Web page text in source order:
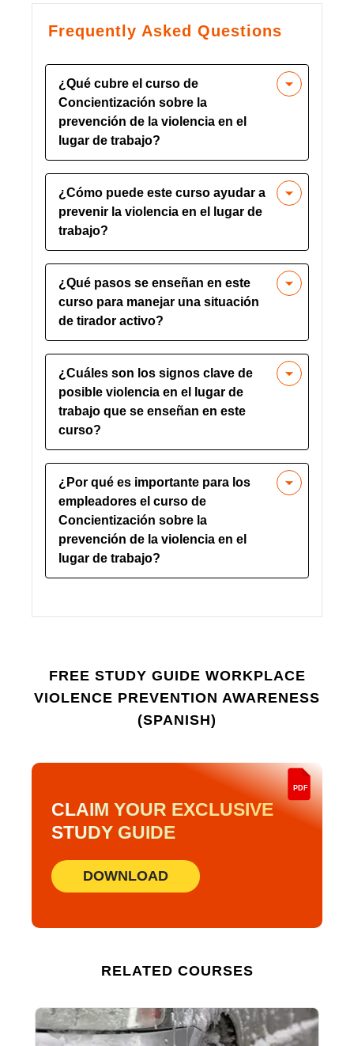
Frequently Asked Questions
¿Qué cubre el curso de
Concientización sobre la
prevención de la violencia en el
lugar de trabajo?
El curso educa a los empleados sobre
cómo reconocer, prevenir y responder a
la violencia en el lugar de trabajo
mientras cumplen con las pautas de
OSHA para la seguridad en el lugar de
¿Cómo puede este curso ayudar a
prevenir la violencia en el lugar de
trabajo?
Este curso proporciona estrategias
prácticas y técnicas de reducción de
intensidad, concienciando a los
empleados sobre las señales de alerta
temprana para mitigar la violencia antes
¿Qué pasos se enseñan en este
curso para manejar una situación
de tirador activo?
El curso describe estrategias de
respuesta a emergencias, incluidos
procedimientos de evacuación y
métodos de comunicación, para
garantizar que los empleados sepan
cómo mantenerse seguros.
¿Cuáles son los signos clave de
posible violencia en el lugar de
trabajo que se enseñan en este
curso?
Los empleados están capacitados para
identificar signos como comportamiento
agresivo, amenazas verbales y cambios
drásticos de personalidad que podrían
conducir a violencia en el lugar de
trabajo.
¿Por qué es importante para los
empleadores el curso de
Concientización sobre la
prevención de la violencia en el
lugar de trabajo?
General de OSHA para la seguridad en
FREE STUDY GUIDE WORKPLACE
VIOLENCE PREVENTION AWARENESS
(SPANISH)
PDF
CLAIM YOUR EXCLUSIVE
STUDY GUIDE
DOWNLOAD
RELATED COURSES